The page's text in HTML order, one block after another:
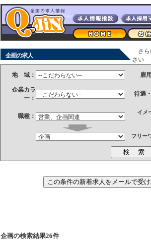
企画の求人
さら
さい
地 域： 雇
企業カラ
ー：
待遇
職種：
イメ
フリー
企画の検索結果26件